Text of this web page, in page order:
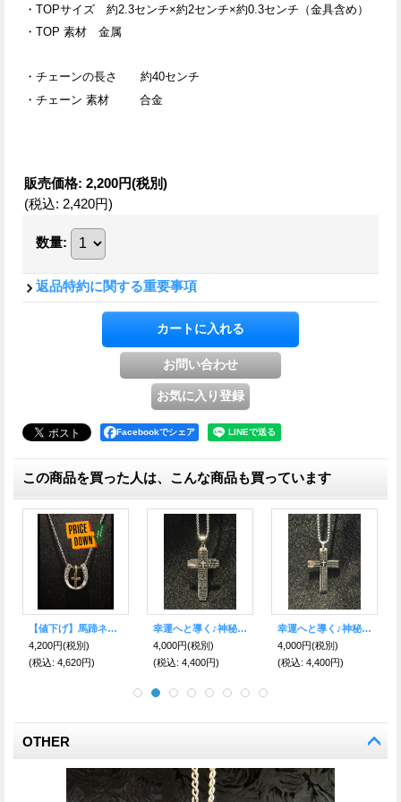
・TOPサイズ 約2.3センチ×約2センチ×約0.3センチ（金具含め）
・TOP 素材 金属
・チェーンの長さ 約40センチ
・チェーン 素材 合金
販売価格: 2,200円(税別)
(税込: 2,420円)
数量:
返品特約に関する重要事項
Facebookでシェア
この商品を買った人は、こんな商品も買っています
「カラベラ」現世での悪いものを寄せ付けない！カラフルなガイコツ PU-A
5,500円(税別)
(税込: 6,050円)
ご加護を!! メキシカンピュータークロス 十字架
1,800円(税別)
(税込: 1,980円)
幸運へと導く♪神秘の金の十字架ネックレス（小）イエスキリスト
4,400円(税別)
(税込: 4,840円)
OTHER